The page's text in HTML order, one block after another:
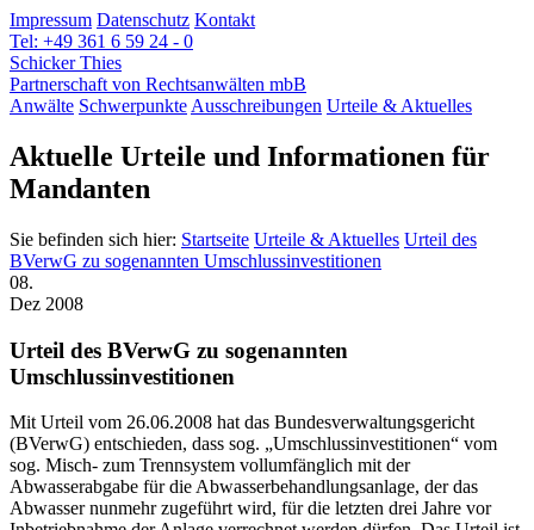
Impressum Datenschutz Kontakt
Tel: +49 361 6 59 24 - 0
Schicker Thies
Partnerschaft von Rechtsanwälten mbB
Anwälte Schwerpunkte Ausschreibungen Urteile & Aktuelles
Aktuelle Urteile und Informationen für
Mandanten
Sie befinden sich hier: Startseite Urteile & Aktuelles Urteil des
BVerwG zu sogenannten Umschlussinvestitionen
08.
Dez 2008
Urteil des BVerwG zu sogenannten
Umschlussinvestitionen
Mit Urteil vom 26.06.2008 hat das Bundesverwaltungsgericht
(BVerwG) entschieden, dass sog. „Umschlussinvestitionen“ vom
sog. Misch- zum Trennsystem vollumfänglich mit der
Abwasserabgabe für die Abwasserbehandlungsanlage, der das
Abwasser nunmehr zugeführt wird, für die letzten drei Jahre vor